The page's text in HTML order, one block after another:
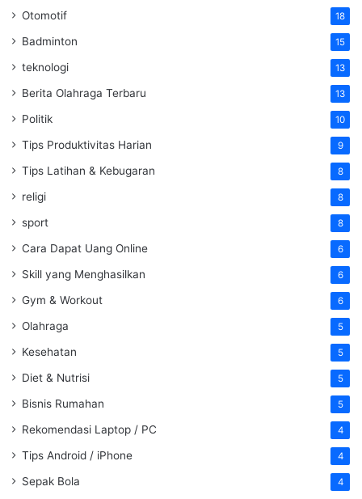
Otomotif 18
Badminton 15
teknologi 13
Berita Olahraga Terbaru 13
Politik 10
Tips Produktivitas Harian 9
Tips Latihan & Kebugaran 8
religi 8
sport 8
Cara Dapat Uang Online 6
Skill yang Menghasilkan 6
Gym & Workout 6
Olahraga 5
Kesehatan 5
Diet & Nutrisi 5
Bisnis Rumahan 5
Rekomendasi Laptop / PC 4
Tips Android / iPhone 4
Sepak Bola 4